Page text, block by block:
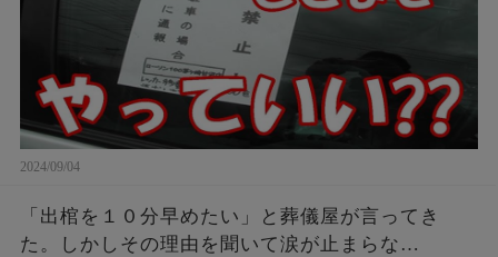
2024/09/04
「出棺を１０分早めたい」と葬儀屋が言ってき
た。しかしその理由を聞いて涙が止まらな